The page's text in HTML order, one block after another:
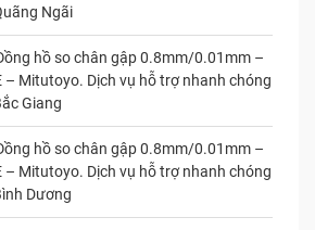
Ngãi
hồ so chân gập 0.8mm/0.01mm –
– Mitutoyo. Dịch vụ hỗ trợ nhanh chóng
Giang
hồ so chân gập 0.8mm/0.01mm –
– Mitutoyo. Dịch vụ hỗ trợ nhanh chóng
Dương